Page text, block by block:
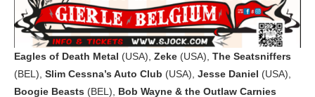
Eagles of Death Metal (USA), Zeke (USA), The Seatsniffers
(BEL), Slim Cessna’s Auto Club (USA), Jesse Daniel (USA),
Boogie Beasts (BEL), Bob Wayne & the Outlaw Carnies